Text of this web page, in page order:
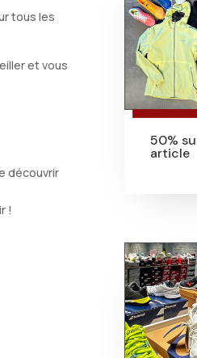
tous les
et vous
découvrir
!
50%
article